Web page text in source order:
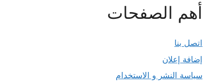
أهم الصفحات
اتصل بنا
إضافة إعلان
سياسة النشر و الاستخدام